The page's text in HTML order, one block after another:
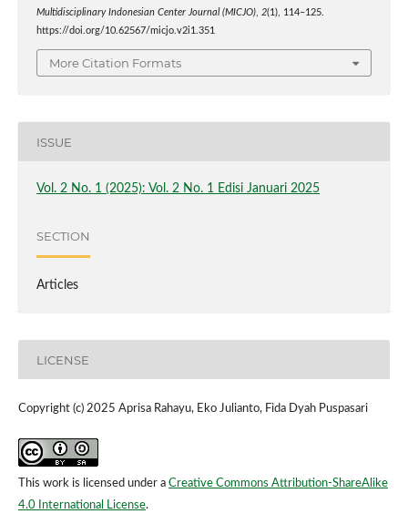
Multidisciplinary Indonesian Center Journal (MICJO), 2(1), 114–125.
https://doi.org/10.62567/micjo.v2i1.351
More Citation Formats
ISSUE
Vol. 2 No. 1 (2025): Vol. 2 No. 1 Edisi Januari 2025
SECTION
Articles
LICENSE
Copyright (c) 2025 Aprisa Rahayu, Eko Julianto, Fida Dyah Puspasari
This work is licensed under a Creative Commons Attribution-ShareAlike
4.0 International License.